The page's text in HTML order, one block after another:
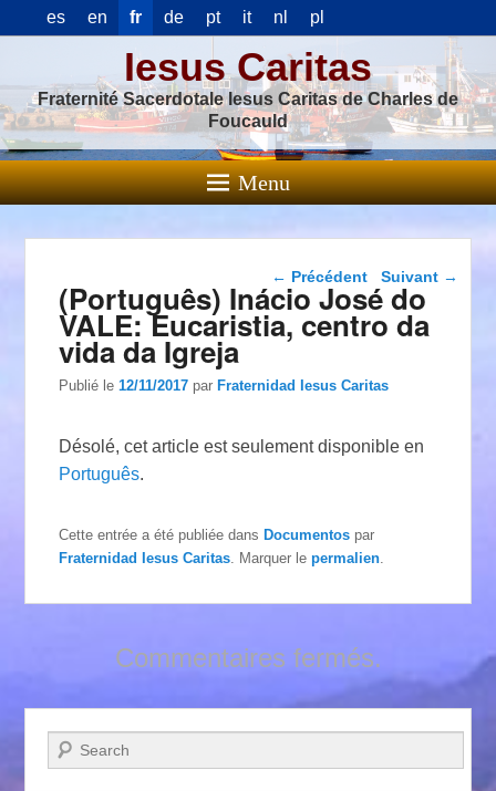
es en fr de pt it nl pl
Iesus Caritas
Fraternité Sacerdotale Iesus Caritas de Charles de
Foucauld
Menu
Navigation dans les
articles
← Précédent Suivant →
(Português) Inácio José do
VALE: Eucaristia, centro da
vida da Igreja
Publié le12/11/2017 parFraternidad Iesus Caritas
Désolé, cet article est seulement disponible en
Português.
Cette entrée a été publiée dansDocumentos par
Fraternidad Iesus Caritas . Marquer lepermalien
Commentaires fermés.
Recherche